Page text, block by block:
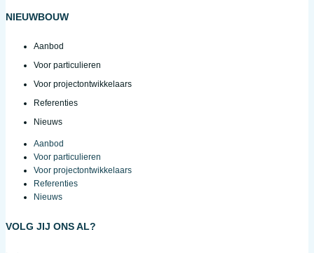
NIEUWBOUW
Aanbod
Voor particulieren
Voor projectontwikkelaars
Referenties
Nieuws
Aanbod
Voor particulieren
Voor projectontwikkelaars
Referenties
Nieuws
VOLG JIJ ONS AL?